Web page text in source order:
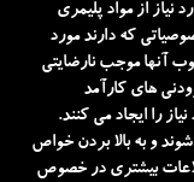
نیاز از مواد پلیمری
که دارند مورد
آنها موجب نارضایتی
های کارآمد
را ایجاد می کنند.
شوند و به بالا بردن خواص
بیشتری در خصوص